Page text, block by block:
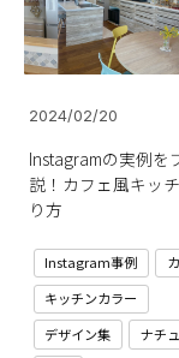
2024/02/20
Instagramの実例を
説！カフェ風キッ
り方
Instagram事例
キッチンカラー
デザイン集
ナチ